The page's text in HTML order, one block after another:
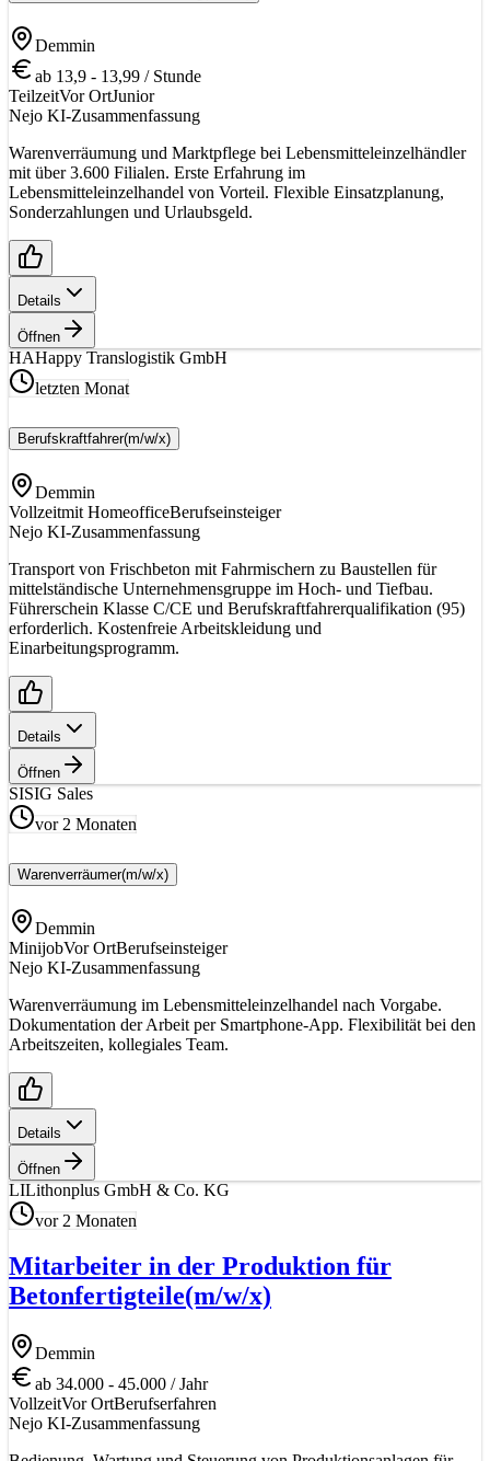
Demmin
ab 13,9 - 13,99 / Stunde
TeilzeitVor OrtJunior
Nejo KI-Zusammenfassung
Warenverräumung und Marktpflege bei Lebensmitteleinzelhändler
mit über 3.600 Filialen. Erste Erfahrung im
Lebensmitteleinzelhandel von Vorteil. Flexible Einsatzplanung,
Sonderzahlungen und Urlaubsgeld.
Details
Öffnen
HAHappy Translogistik GmbH
letzten Monat
Berufskraftfahrer(m/w/x)
Demmin
Vollzeitmit HomeofficeBerufseinsteiger
Nejo KI-Zusammenfassung
Transport von Frischbeton mit Fahrmischern zu Baustellen für
mittelständische Unternehmensgruppe im Hoch- und Tiefbau.
Führerschein Klasse C/CE und Berufskraftfahrerqualifikation (95)
erforderlich. Kostenfreie Arbeitskleidung und
Einarbeitungsprogramm.
Details
Öffnen
SISIG Sales
vor 2 Monaten
Warenverräumer(m/w/x)
Demmin
MinijobVor OrtBerufseinsteiger
Nejo KI-Zusammenfassung
Warenverräumung im Lebensmitteleinzelhandel nach Vorgabe.
Dokumentation der Arbeit per Smartphone-App. Flexibilität bei den
Arbeitszeiten, kollegiales Team.
Details
Öffnen
LILithonplus GmbH & Co. KG
vor 2 Monaten
Mitarbeiter in der Produktion für
Betonfertigteile(m/w/x)
Demmin
ab 34.000 - 45.000 / Jahr
VollzeitVor OrtBerufserfahren
Nejo KI-Zusammenfassung